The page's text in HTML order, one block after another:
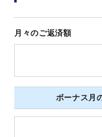
月々のご返済額
ボーナス月